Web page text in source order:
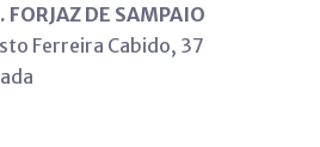
DE SAMPAIO
Ferreira Cabido, 37